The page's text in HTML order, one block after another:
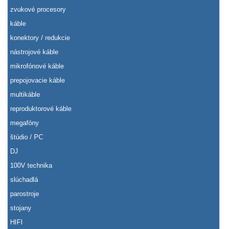
zvukové procesory
káble
konektory / redukcie
nástrojové káble
mikrofónové káble
prepojovacie káble
multikáble
reproduktorové káble
megafóny
štúdio / PC
DJ
100V technika
slúchadlá
parostroje
stojany
HIFI